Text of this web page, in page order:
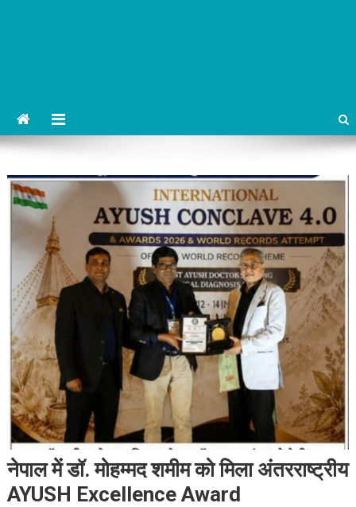
नेपाल में डॉ. मोहम्मद शमीम को मिला अंतरराष्ट्रीय
AYUSH Excellence Award